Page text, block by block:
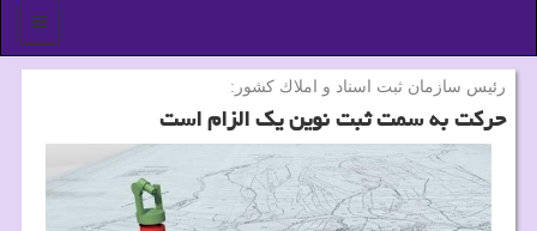
منو
رئیس سازمان ثبت اسناد و املاك كشور:
حرکت به سمت ثبت نوین یک الزام است